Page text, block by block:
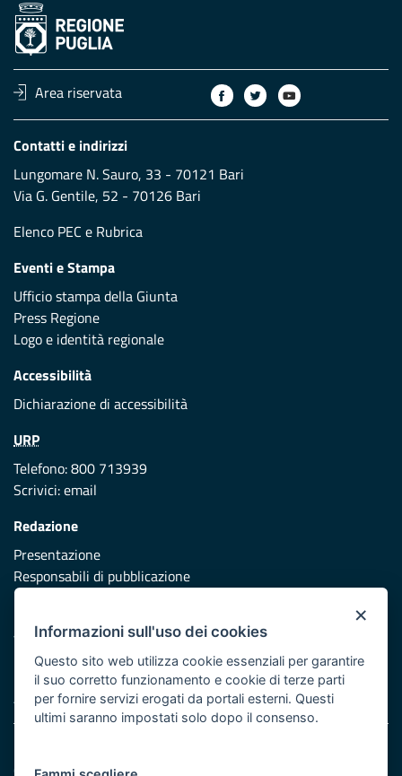
Area riservata
Contatti e indirizzi
Lungomare N. Sauro, 33 - 70121 Bari
Via G. Gentile, 52 - 70126 Bari
Elenco PEC e Rubrica
Eventi e Stampa
Ufficio stampa della Giunta
Press Regione
Logo e identità regionale
Accessibilità
Dichiarazione di accessibilità
URP
Telefono: 800 713939
Scrivici:email
Redazione
Presentazione
Responsabili di pubblicazione
Vai al sito di Protezione Civile Puglia
Iniziativa finanziata con risorse del POR Puglia 2014/2020 -
Asse XI
Cookie e privacy
×
Informazioni sull'uso dei cookies
Questo sito web utilizza cookie essenziali per garantire
il suo corretto funzionamento e cookie di terze parti
per fornire servizi erogati da portali esterni. Questi
ultimi saranno impostati solo dopo il consenso.